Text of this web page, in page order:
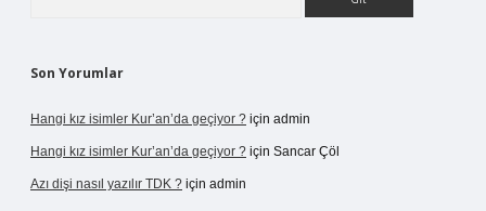
Son Yorumlar
Hangi kız isimler Kur’an’da geçiyor ? için admin
Hangi kız isimler Kur’an’da geçiyor ? için Sancar Çöl
Azı dişi nasıl yazılır TDK ? için admin